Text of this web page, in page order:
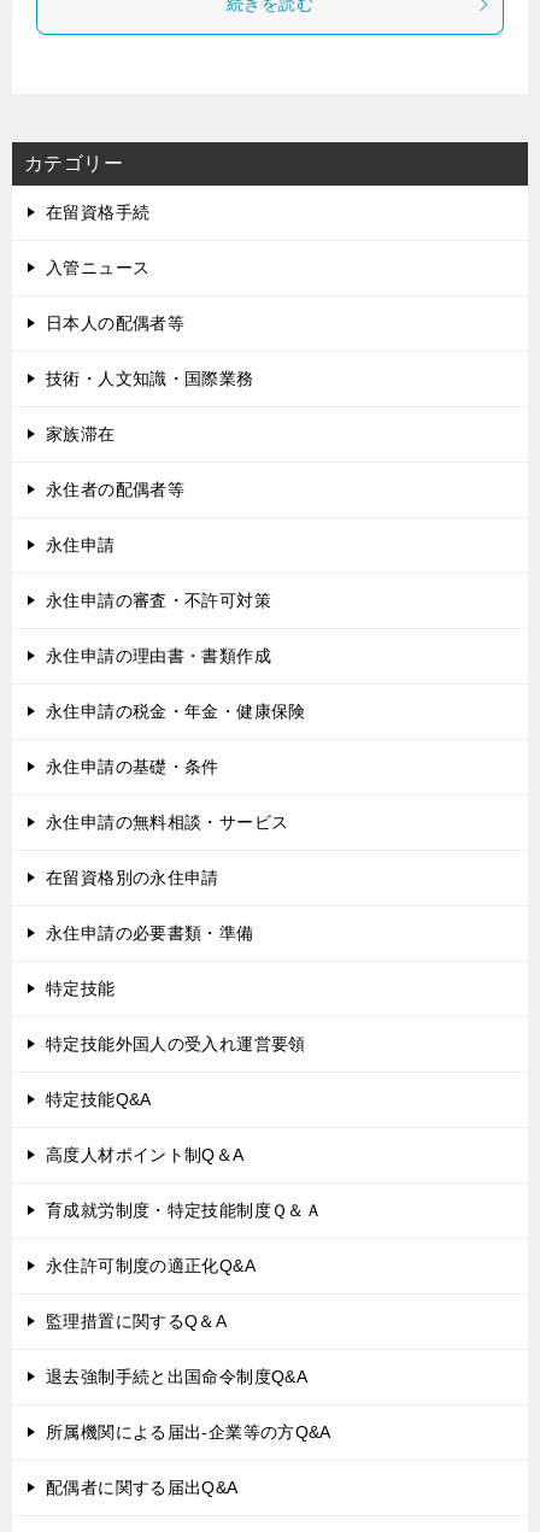
カテゴリー
在留資格手続
入管ニュース
日本人の配偶者等
技術・人文知識・国際業務
家族滞在
永住者の配偶者等
永住申請
永住申請の審査・不許可対策
永住申請の理由書・書類作成
永住申請の税金・年金・健康保険
永住申請の基礎・条件
永住申請の無料相談・サービス
在留資格別の永住申請
永住申請の必要書類・準備
特定技能
特定技能外国人の受入れ運営要領
特定技能Q&A
高度人材ポイント制Q＆A
育成就労制度・特定技能制度Ｑ＆Ａ
永住許可制度の適正化Q&A
監理措置に関するQ＆A
退去強制手続と出国命令制度Q&A
所属機関による届出-企業等の方Q&A
配偶者に関する届出Q&A